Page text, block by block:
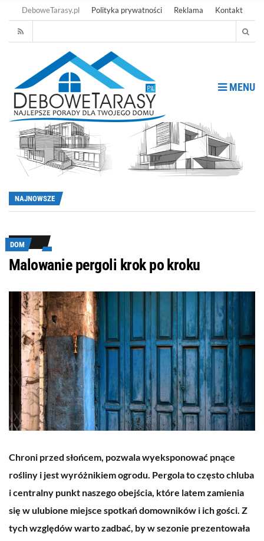
DeboweTarasy.pl Polityka prywatności Reklama Kontakt
MENU
NAJNOWSZE
DOM
Malowanie pergoli krok po kroku
Chroni przed słońcem, pozwala wyeksponować pnące
rośliny i jest wyróżnikiem ogrodu. Pergola to często chluba
i centralny punkt naszego obejścia, które latem zamienia
się w ulubione miejsce spotkań domowników i ich gości. Z
tych względów warto zadbać, by w sezonie prezentowała